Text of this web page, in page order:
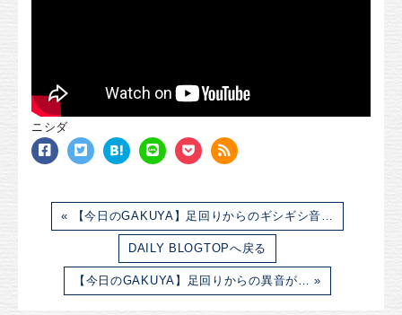
ニシダ
« 【今日のGAKUYA】足回りからのギシギシ音…
DAILY BLOGTOPへ戻る
【今日のGAKUYA】足回りからの異音が… »